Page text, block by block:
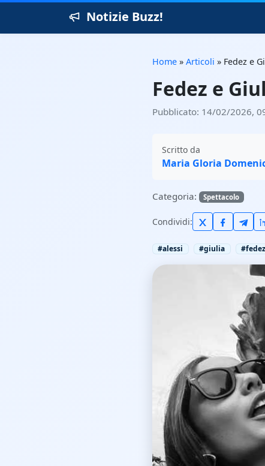
Notizie Buzz!
Home » Articoli » Fedez e
Fedez e
Pubblicato: 14/02/2026,
Scritto da
Maria Gloria
Categoria: Spettacolo
Condividi:
#alessi #giulia #fedez